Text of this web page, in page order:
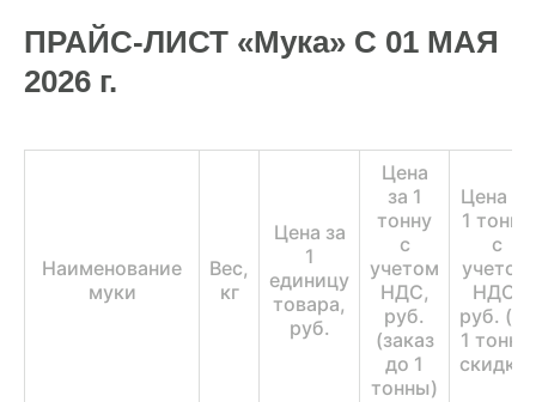
ПРАЙС-ЛИСТ «Мука» С 01 МАЯ
2026 г.
Наименование
муки
Вес,
кг
Цена за
1
единицу
товара,
руб.
Цена
за 1
тонну
с
учетом
НДС,
руб.
(заказ
до 1
тонны)
Цена за
1 тонну
с
учетом
НДС,
руб. (от
1 тонны
скидка)